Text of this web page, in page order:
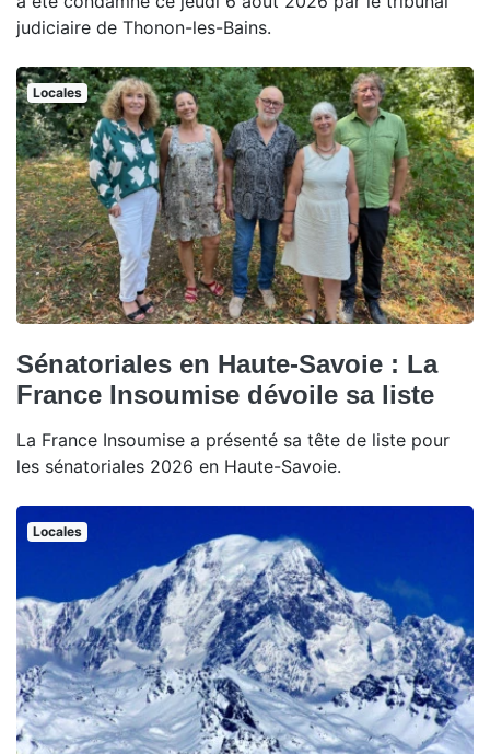
judiciaire de Thonon-les-Bains.
Locales
Sénatoriales en Haute-Savoie : La
France Insoumise dévoile sa liste
La France Insoumise a présenté sa tête de liste pour
les sénatoriales 2026 en Haute-Savoie.
Locales